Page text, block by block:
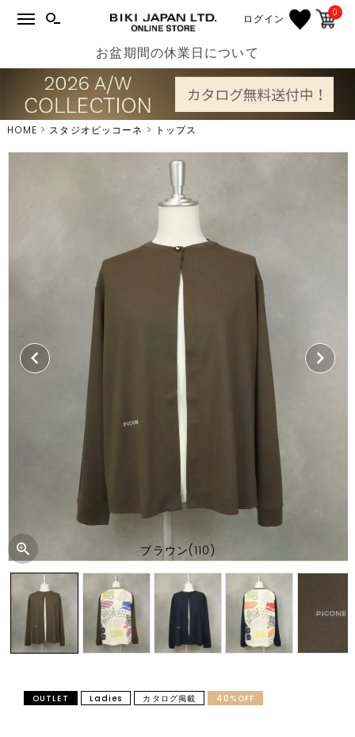
ログイン 0
お盆期間の休業日について
HOME スタジオピッコーネ トップス
ブラウン(110)
OUTLET Ladies カタログ掲載 40%OFF